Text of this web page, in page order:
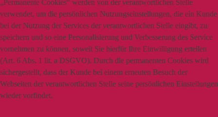
„Permanente Cookies“ werden von der verantwortlichen Stelle
verwendet, um die persönlichen Nutzungseinstellungen, die ein Kunde
bei der Nutzung der Services der verantwortlichen Stelle eingibt, zu
speichern und so eine Personalisierung und Verbesserung des Service
vornehmen zu können, soweit Sie hierfür Ihre Einwilligung erteilen
(Art. 6 Abs. 1 lit. a DSGVO). Durch die permanenten Cookies wird
sichergestellt, dass der Kunde bei einem erneuten Besuch der
Webseiten der verantwortlichen Stelle seine persönlichen Einstellungen
wieder vorfindet.